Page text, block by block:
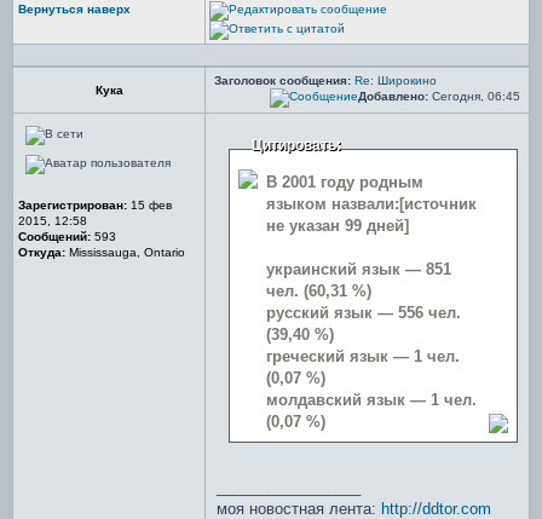
Вернуться наверх
Кука
Заголовок сообщения: Re: Широкино
Добавлено: Сегодня, 06:45
Зарегистрирован: 15 фев
2015, 12:58
Сообщений: 593
Откуда: Mississauga, Ontario
Цитировать:
В 2001 году родным
языком назвали:[источник
не указан 99 дней]
украинский язык — 851
чел. (60,31 %)
русский язык — 556 чел.
(39,40 %)
греческий язык — 1 чел.
(0,07 %)
молдавский язык — 1 чел.
(0,07 %)
моя новостная лента: http://ddtor.com